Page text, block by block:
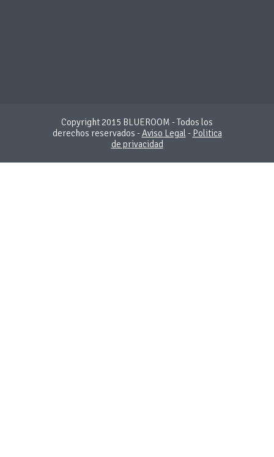
Copyright 2015 BLUEROOM - Todos los
derechos reservados -Aviso Legal- Politica
de privacidad